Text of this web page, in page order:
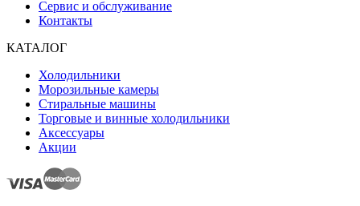
Сервис и обслуживание
Контакты
КАТАЛОГ
Холодильники
Морозильные камеры
Стиральные машины
Торговые и винные холодильники
Аксессуары
Акции